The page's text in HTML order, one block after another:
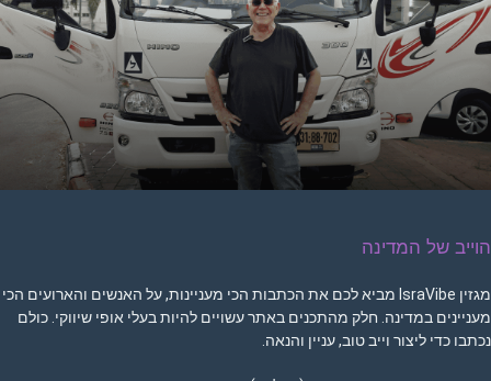
של המדינה
מגזין IsraVibe מביא לכם את הכתבות הכי מעניינות, על האנשים והארועים הכי
במדינה. חלק מהתכנים באתר עשויים להיות בעלי אופי שיווקי. כולם
כדי ליצור וייב טוב, עניין והנאה.